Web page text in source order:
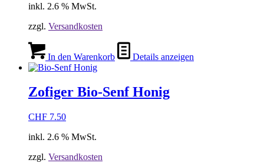
inkl. 2.6 % MwSt.
zzgl. Versandkosten
In den Warenkorb Details anzeigen
Zofiger Bio-Senf Honig
CHF 7.50
inkl. 2.6 % MwSt.
zzgl. Versandkosten